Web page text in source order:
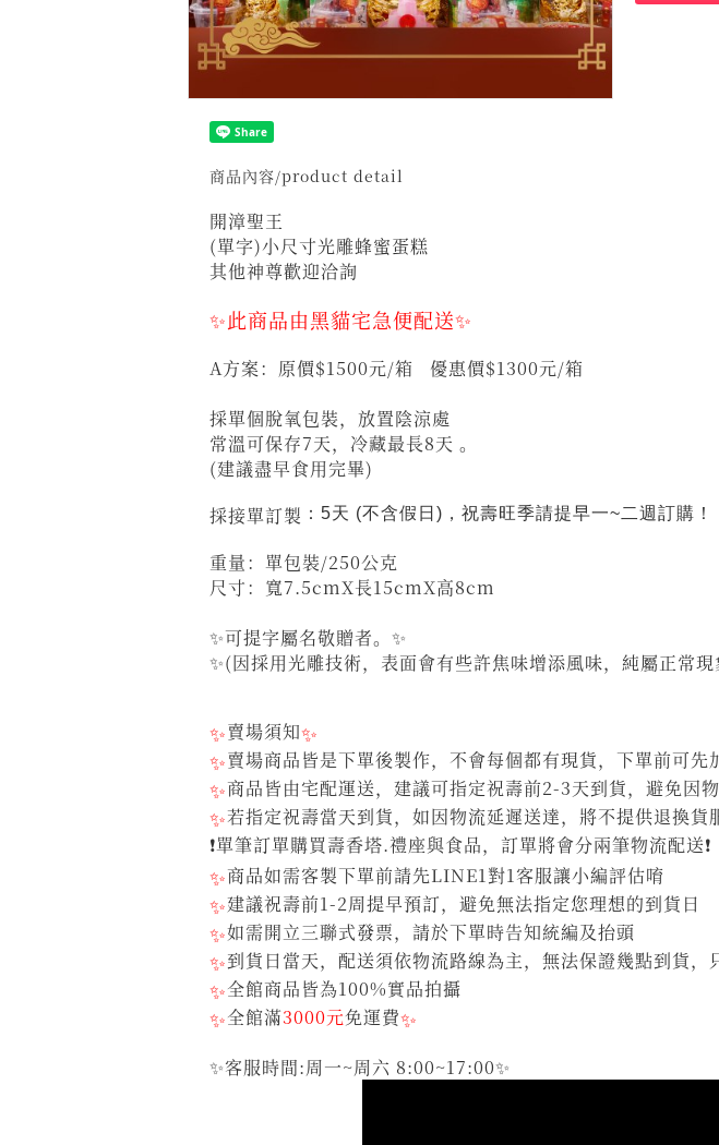
商品內容/product detail
開漳聖王
(單字)小尺寸光雕蜂蜜蛋糕
其他神尊歡迎洽詢
✨此商品由黑貓宅急便配送✨
A方案：原價$1500元/箱 優惠價$1300元/箱
採單個脫氧包裝，放置陰涼處
常溫可保存7天，冷藏最長8天 。
(建議盡早食用完畢)
採接單訂製 ：5天 (不含假日)，祝壽旺季請提早一~二週訂購！
重量：單包裝/250公克
尺寸：寬7.5cmX長15cmX高8cm
✨可提字屬名敬贈者。✨
✨(因採用光雕技術，表面會有些許焦味增添風味，純屬正常
✨賣場須知✨
✨賣場商品皆是下單後製作，不會每個都有現貨，下單前可
✨商品皆由宅配運送，建議可指定祝壽前2-3天到貨，避免因
✨若指定祝壽當天到貨，如因物流延遲送達，將不提供退換貨
❗單筆訂單購買壽香塔.禮座與食品，訂單將會分兩筆物流配送❗
✨商品如需客製下單前請先LINE1對1客服讓小編評估唷
✨建議祝壽前1-2周提早預訂，避免無法指定您理想的到貨日
✨如需開立三聯式發票，請於下單時告知統編及抬頭
✨到貨日當天，配送須依物流路線為主，無法保證幾點到貨，
✨全館商品皆為100%實品拍攝
✨全館滿3000元免運費✨
✨客服時間:周一~周六 8:00~17:00✨